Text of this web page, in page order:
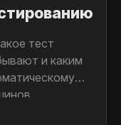
тест
и каким